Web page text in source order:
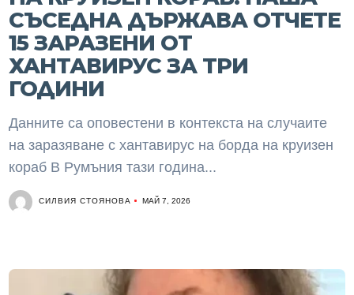
СЪСЕДНА ДЪРЖАВА ОТЧЕТЕ
15 ЗАРАЗЕНИ ОТ
ХАНТАВИРУС ЗА ТРИ
ГОДИНИ
Данните са оповестени в контекста на случаите
на заразяване с хантавирус на борда на круизен
кораб В Румъния тази година...
СИЛВИЯ СТОЯНОВА МАЙ 7, 2026